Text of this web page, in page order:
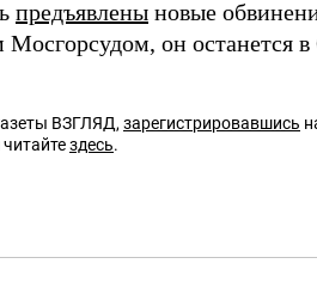
предъявлены новые
Мосгорсудом, он останется
ВЗГЛЯД,зарегистрировавшись
здесь.